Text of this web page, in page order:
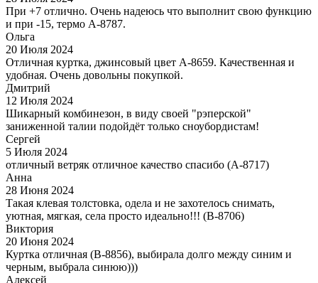
При +7 отлично. Очень надеюсь что выполнит свою функцию
и при -15, термо А-8787.
Ольга
20 Июля 2024
Отличная куртка, джинсовый цвет А-8659. Качественная и
удобная. Очень довольны покупкой.
Дмитрий
12 Июля 2024
Шикарный комбинезон, в виду своей "рэперской"
заниженной талии подойдёт только сноубордистам!
Сергей
5 Июля 2024
отличный ветряк отличное качество спасибо (А-8717)
Анна
28 Июня 2024
Такая клевая толстовка, одела и не захотелось снимать,
уютная, мягкая, села просто идеально!!! (В-8706)
Виктория
20 Июня 2024
Куртка отличная (В-8856), выбирала долго между синим и
черным, выбрала синюю)))
Алексей